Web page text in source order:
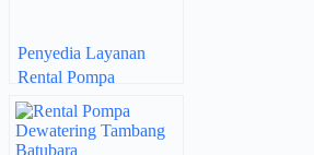
Penyedia Layanan
Rental Pompa
Tambang Batubara